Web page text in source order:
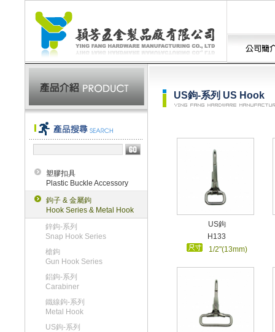
塑膠扣具
Plastic Buckle Accessory
鉤子 & 金屬鉤
Hook Series & Metal Hook
鋅鉤-系列
Snap Hook Series
槍鉤
Gun Hook Series
鋁鉤-系列
Carabiner
鐵線鉤-系列
Metal Hook
US鉤-系列
US鉤-系列 US Hook
US鉤
H133
1/2"(13mm)